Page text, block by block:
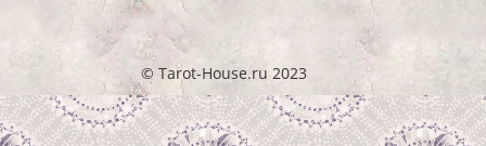
© Tarot-House.ru 2023